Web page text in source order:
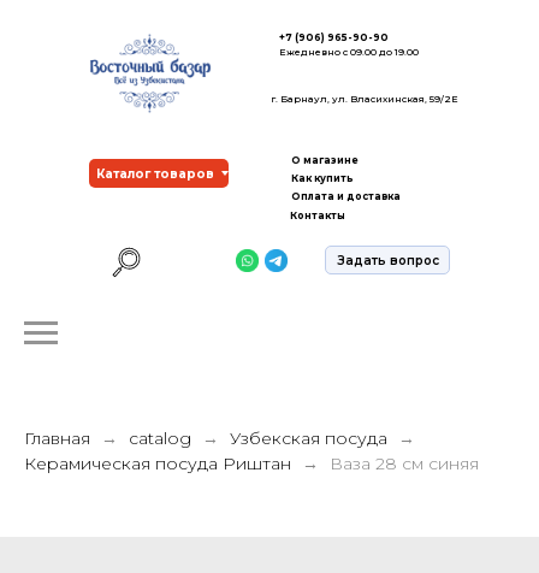
+7 (906) 965-90-90
Ежедневно с 09.00 до 19.00
г. Барнаул, ул. Власихинская, 59/2Е
Каталог товаров
Задать вопрос
О магазине
Как купить
Оплата и доставка
Контакты
Главная catalog
Узбекская посуда
Керамическая посуда Риштан
Ваза 28 см синяя